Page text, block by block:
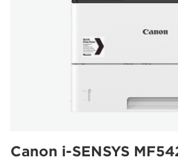
Canon i-SENSYS